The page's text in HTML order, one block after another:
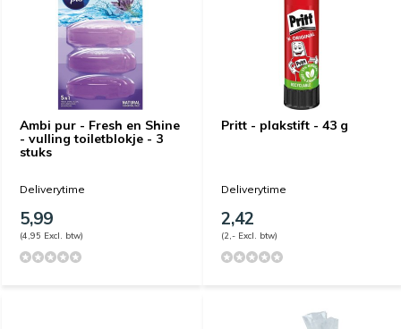
Ambi pur - Fresh en Shine
- vulling toiletblokje - 3
stuks
Deliverytime
5,99
(4,95 Excl. btw)
Pritt - plakstift - 43 g
Deliverytime
2,42
(2,- Excl. btw)